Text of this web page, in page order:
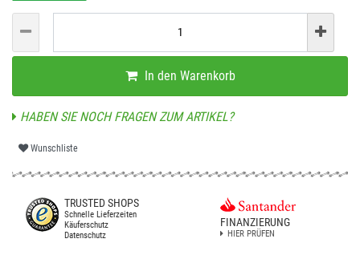
In den Warenkorb
HABEN SIE NOCH FRAGEN ZUM ARTIKEL?
Wunschliste
TRUSTED SHOPS
Schnelle Lieferzeiten
Käuferschutz
Datenschutz
FINANZIERUNG
HIER PRÜFEN